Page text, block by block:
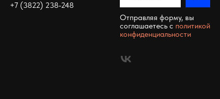
+7 (3822) 238-248
Отправляя форму, вы
соглашаетесь c политикой
конфиденциальности